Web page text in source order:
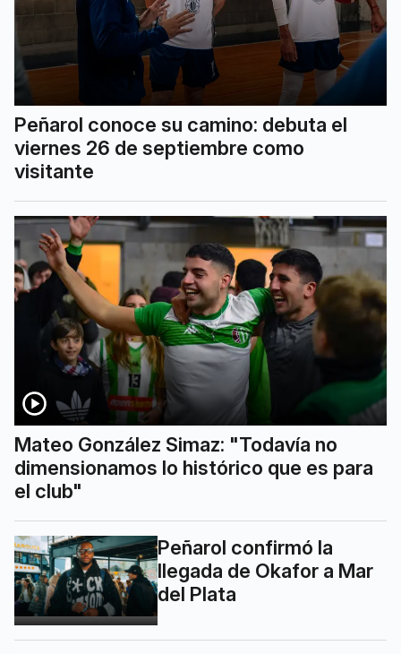
Peñarol conoce su camino: debuta el
viernes 26 de septiembre como
visitante
Mateo González Simaz: "Todavía no
dimensionamos lo histórico que es para
el club"
Peñarol confirmó la
llegada de Okafor a Mar
del Plata